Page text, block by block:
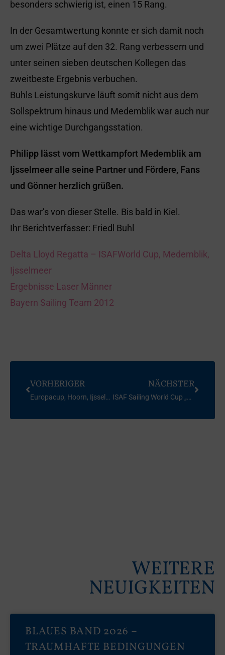
besonders schwierig ist, einen 15 Rang.
In der Gesamtwertung konnte er sich damit noch
um zwei Plätze auf den 32. Rang verbessern und
unter seinen sieben deutschen Kollegen das
zweitbeste Ergebnis verbuchen.
Buhls Leistungskurve läuft somit nicht aus dem
Sollspektrum hinaus und Medemblik war auch nur
eine wichtige Durchgangsstation.
Philipp lässt vom Wettkampfort Medemblik am
Ijsselmeer alle seine Partner und Fördere, Fans
und Gönner herzlich grüßen.
Das war’s von dieser Stelle. Bis bald in Kiel.
Ihr Berichtverfasser: Friedl Buhl
Delta Lloyd Regatta – ISAFWorld Cup, Medemblik,
Ijsselmeer
Ergebnisse Laser Männer
Bayern Sailing Team 2012
VORHERIGER
Europacup, Hoorn, Ijsselmeer, Niederlande, 2009
NÄCHSTER
ISAF Sailing World Cup „Kieler Woche“, Kiel / Ostsee, 2009 (Aktuelle Tagesberichte)
WEITERE
NEUIGKEITEN
BLAUES BAND 2026 –
TRAUMHAFTE BEDINGUNGEN